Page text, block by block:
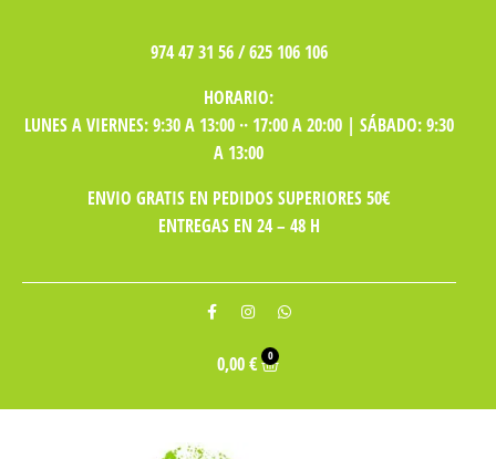
974 47 31 56 / 625 106 106
HORARIO:
LUNES A VIERNES: 9:30 A 13:00 ·· 17:00 A 20:00 | SÁBADO: 9:30
A 13:00
ENVIO GRATIS EN PEDIDOS SUPERIORES 50€
ENTREGAS EN 24 – 48 H
0,00€ 0